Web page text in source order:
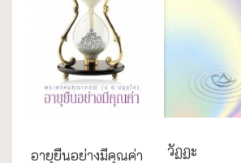
อายุยืนอย่างมีคุณค่า
วัฏฏะ